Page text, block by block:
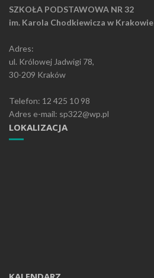
SZKOŁA PODSTAWOWA NR 32
im. Karola Chodkiewicza w Krakowie
Adres:
ul. Królowej Jadwigi 78,
30-209 Kraków
Telefon: 12 425 10 98
Adres e-mail: sp322@wp.pl
LOKALIZACJA